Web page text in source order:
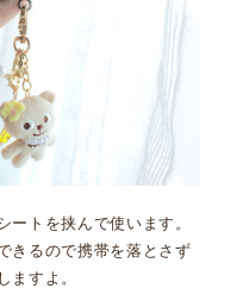
ートを挟んで使います。
きるので携帯を落とさず
すよ。